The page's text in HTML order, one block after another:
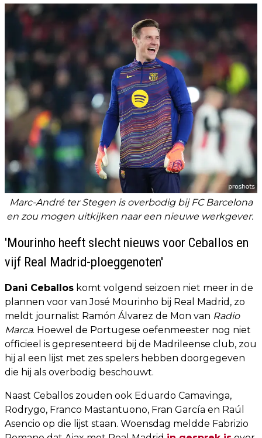
Marc-André ter Stegen is overbodig bij FC Barcelona
en zou mogen uitkijken naar een nieuwe werkgever.
'Mourinho heeft slecht nieuws voor Ceballos en
vijf Real Madrid-ploeggenoten'
Dani Ceballos komt volgend seizoen niet meer in de
plannen voor van José Mourinho bij Real Madrid, zo
meldt journalist Ramón Álvarez de Mon van Radio
Marca. Hoewel de Portugese oefenmeester nog niet
officieel is gepresenteerd bij de Madrileense club, zou
hij al een lijst met zes spelers hebben doorgegeven
die hij als overbodig beschouwt.
Naast Ceballos zouden ook Eduardo Camavinga,
Rodrygo, Franco Mastantuono, Fran García en Raúl
Asencio op die lijst staan. Woensdag meldde Fabrizio